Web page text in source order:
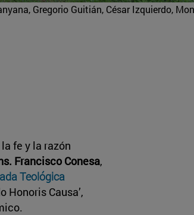
Gregorio Guitián, César Izquierdo,
fe y la razón
Francisco Conesa,
Teológica
Honoris Causa’,